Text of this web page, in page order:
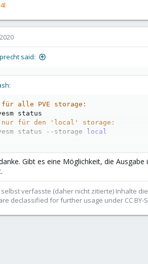
said:
alle PVE storage:
nur für den 'local' storage:
status --storage local
Gibt es eine Möglichkeit, die
verfasste (daher nicht zitierte) Inhalte
declassified for further usage under CC BY-